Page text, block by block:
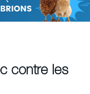
contre les